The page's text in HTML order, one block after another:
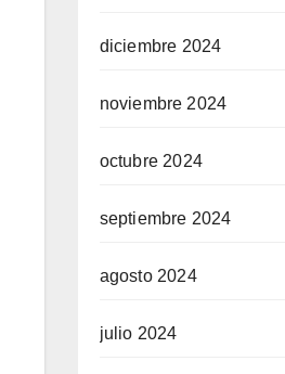
diciembre 2024
noviembre 2024
octubre 2024
septiembre 2024
agosto 2024
julio 2024